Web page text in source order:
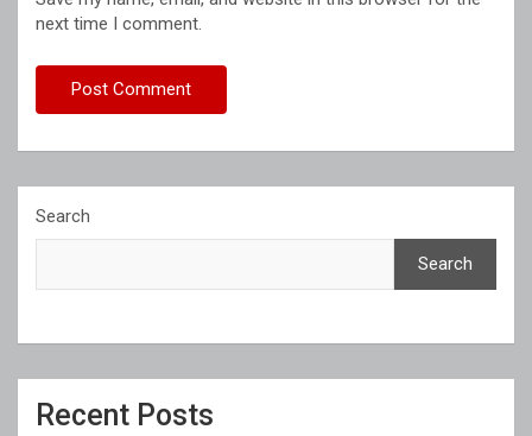
next time I comment.
Search
Search
Recent Posts